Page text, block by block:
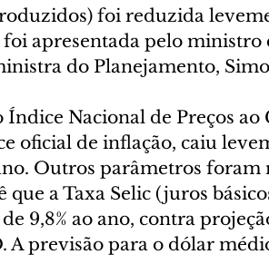
foi reduzida
apresentada pelo ministro
do Planejamento,
Índice Nacional de Preços
oficial de inflação, caiu
Outros parâmetros foram
a Taxa Selic (juros
9,8% ao ano, contra
A previsão para o dólar